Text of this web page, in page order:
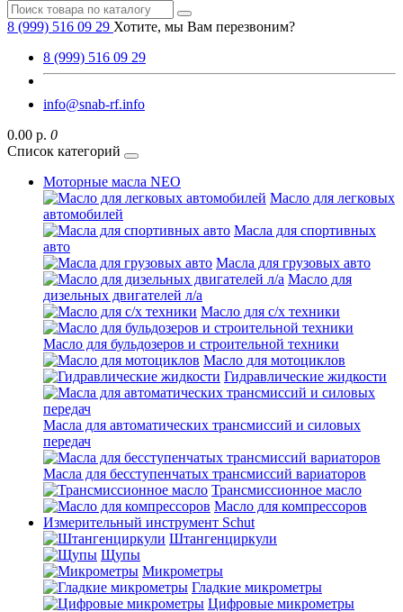
8 (999) 516 09 29 Хотите, мы Вам перезвоним?
8 (999) 516 09 29
info@snab-rf.info
0.00 р. 0
Список категорий
Моторные масла NEO
Масло для легковых
автомобилей
Масла для спортивных
авто
Масла для грузовых авто
Масло для
дизельных двигателей л/а
Масло для с/х техники
Масло для бульдозеров и строительной техники
Масло для мотоциклов
Гидравлические жидкости
Масла для автоматических трансмиссий и силовых
передач
Масла для бесступенчатых трансмиссий вариаторов
Трансмиссионное масло
Масло для компрессоров
Измерительный инструмент Schut
Штангенциркули
Щупы
Микрометры
Гладкие микрометры
Цифровые микрометры